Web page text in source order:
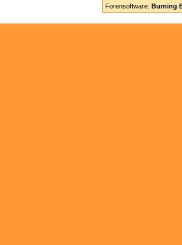
Forensoftware: Burning